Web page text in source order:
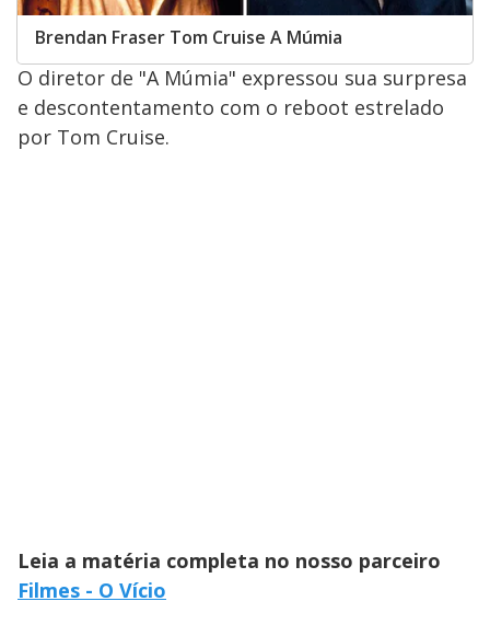
Brendan Fraser Tom Cruise A Múmia
O diretor de "A Múmia" expressou sua surpresa
e descontentamento com o reboot estrelado
por Tom Cruise.
Leia a matéria completa no nosso parceiro
Filmes - O Vício